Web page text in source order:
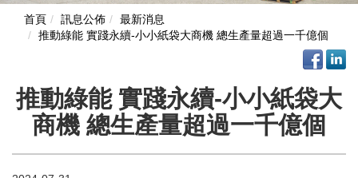
首頁 訊息公佈
最新消息
推動綠能 實踐永續-小小紙袋大商機 總生產量超過一千億個
推動綠能 實踐永續-小小紙袋大
商機 總生產量超過一千億個